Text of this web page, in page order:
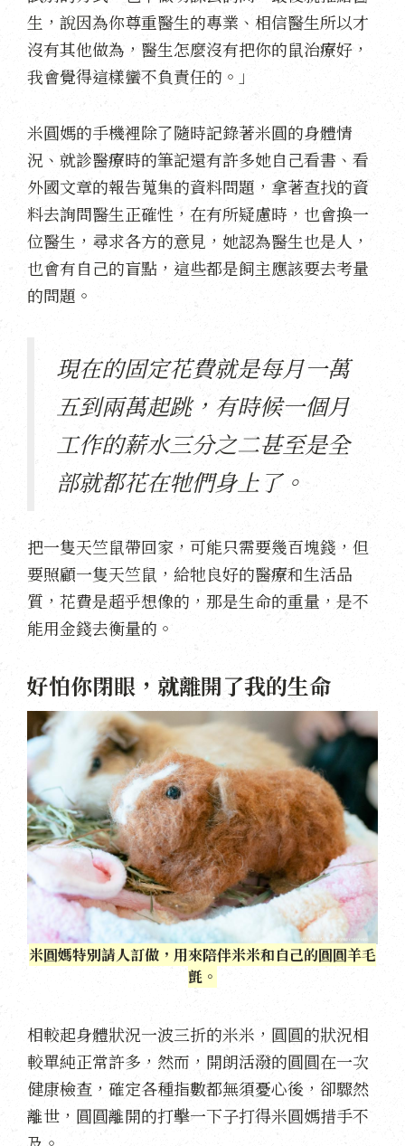
生，說因為你尊重醫生的專業、相信醫生所以才
沒有其他做為，醫生怎麼沒有把你的鼠治療好，
我會覺得這樣蠻不負責任的。」
米圓媽的手機裡除了隨時記錄著米圓的身體情
況、就診醫療時的筆記還有許多她自己看書、看
外國文章的報告蒐集的資料問題，拿著查找的資
料去詢問醫生正確性，在有所疑慮時，也會換一
位醫生，尋求各方的意見，她認為醫生也是人，
也會有自己的盲點，這些都是飼主應該要去考量
的問題。
現在的固定花費就是每月一萬
五到兩萬起跳，有時候一個月
工作的薪水三分之二甚至是全
部就都花在牠們身上了。
把一隻天竺鼠帶回家，可能只需要幾百塊錢，但
要照顧一隻天竺鼠，給牠良好的醫療和生活品
質，花費是超乎想像的，那是生命的重量，是不
能用金錢去衡量的。
好怕你閉眼，就離開了我的生命
米圓媽特別請人訂做，用來陪伴米米和自己的圓圓羊毛
氈。
相較起身體狀況一波三折的米米，圓圓的狀況相
較單純正常許多，然而，開朗活潑的圓圓在一次
健康檢查，確定各種指數都無須憂心後，卻驟然
離世，圓圓離開的打擊一下子打得米圓媽措手不